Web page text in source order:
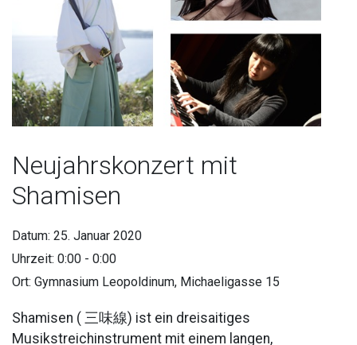
Neujahrskonzert mit
Shamisen
Datum: 25. Januar 2020
Uhrzeit: 0:00 - 0:00
Ort: Gymnasium Leopoldinum, Michaeligasse 15
Shamisen ( 三味線) ist ein dreisaitiges
Musikstreichinstrument mit einem langen,